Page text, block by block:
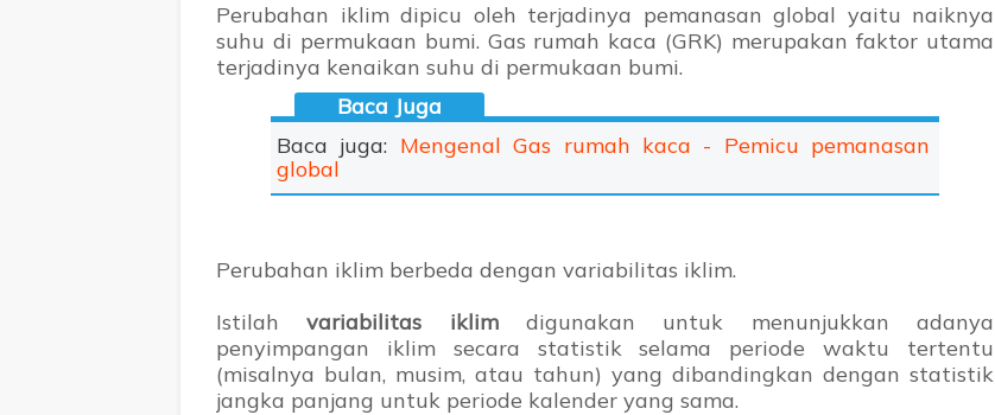
Perubahan iklim dipicu oleh terjadinya pemanasan global yaitu naiknya
suhu di permukaan bumi. Gas rumah kaca (GRK) merupakan faktor utama
terjadinya kenaikan suhu di permukaan bumi.
Baca juga: Mengenal Gas rumah kaca - Pemicu pemanasan
global
Perubahan iklim berbeda dengan variabilitas iklim.
Istilahvariabilitas iklimdigunakan untuk menunjukkan adanya
penyimpangan iklim secara statistik selama periode waktu tertentu
(misalnya bulan, musim, atau tahun) yang dibandingkan dengan statistik
jangka panjang untuk periode kalender yang sama.